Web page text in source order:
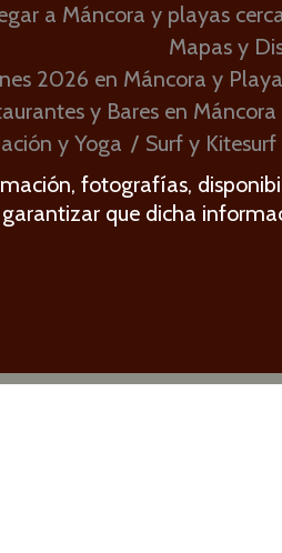
a Máncora y playas
Mapas y
2026 en Máncora y
y Bares en
y Yoga
Surf y Kitesurf
fotografías,
que dicha